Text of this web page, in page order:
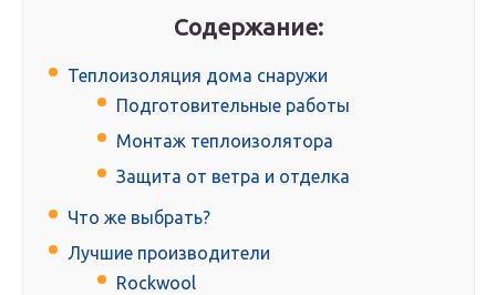
Содержание:
Теплоизоляция дома снаружи
Подготовительные работы
Монтаж теплоизолятора
Защита от ветра и отделка
Что же выбрать?
Лучшие производители
Rockwool